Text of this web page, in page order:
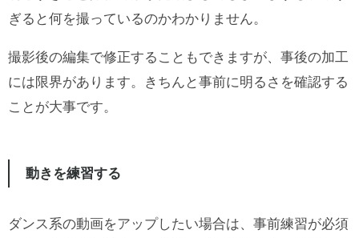
ぎると何を撮っているのかわかりません。
撮影後の編集で修正することもできますが、事後の加工
には限界があります。きちんと事前に明るさを確認する
ことが大事です。
動きを練習する
ダンス系の動画をアップしたい場合は、事前練習が必須